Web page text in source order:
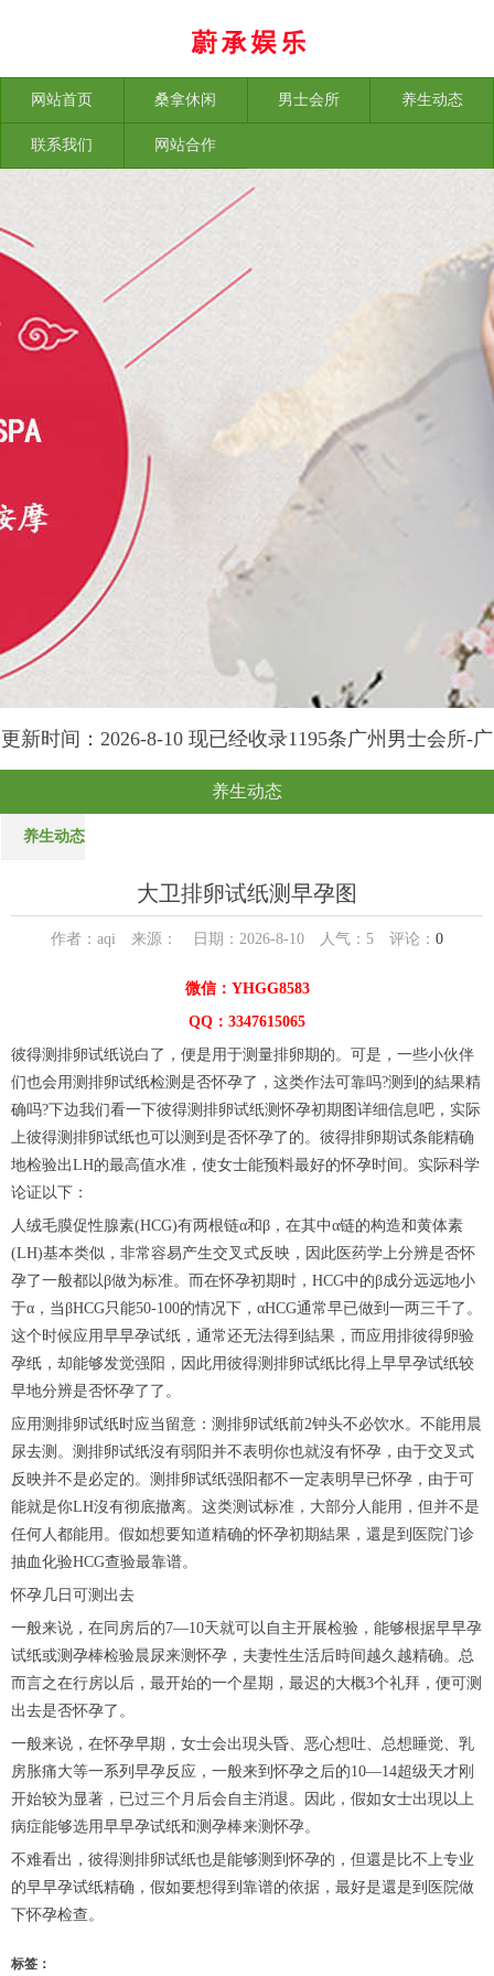
网站首页 桑拿休闲 男士会所 养生动态
联系我们 网站合作
更新时间：2026-8-10 现已经收录1195条广州男士会所-广
州榕苑养生网信息
养生动态
养生动态
大卫排卵试纸测早孕图
作者：aqi 来源： 日期：2026-8-10 人气： 5 评论： 0
微信：YHGG8583
QQ：3347615065
彼得测排卵试纸说白了，便是用于测量排卵期的。可是，一些小伙伴
们也会用测排卵试纸检测是否怀孕了，这类作法可靠吗?测到的結果精
确吗?下边我们看一下彼得测排卵试纸测怀孕初期图详细信息吧，实际
上彼得测排卵试纸也可以测到是否怀孕了的。彼得排卵期试条能精确
地检验出LH的最高值水准，使女士能预料最好的怀孕时间。实际科学
论证以下：
人绒毛膜促性腺素(HCG)有两根链α和β，在其中α链的构造和黄体素
(LH)基本类似，非常容易产生交叉式反映，因此医药学上分辨是否怀
孕了一般都以β做为标准。而在怀孕初期时，HCG中的β成分远远地小
于α，当βHCG只能50-100的情况下，αHCG通常早已做到一两三千了。
这个时候应用早早孕试纸，通常还无法得到結果，而应用排彼得卵验
孕纸，却能够发觉强阳，因此用彼得测排卵试纸比得上早早孕试纸较
早地分辨是否怀孕了了。
应用测排卵试纸时应当留意：测排卵试纸前2钟头不必饮水。不能用晨
尿去测。测排卵试纸沒有弱阳并不表明你也就沒有怀孕，由于交叉式
反映并不是必定的。测排卵试纸强阳都不一定表明早已怀孕，由于可
能就是你LH沒有彻底撤离。这类测试标准，大部分人能用，但并不是
任何人都能用。假如想要知道精确的怀孕初期結果，還是到医院门诊
抽血化验HCG查验最靠谱。
怀孕几日可测出去
一般来说，在同房后的7—10天就可以自主开展检验，能够根据早早孕
试纸或测孕棒检验晨尿来测怀孕，夫妻性生活后時间越久越精确。总
而言之在行房以后，最开始的一个星期，最迟的大概3个礼拜，便可测
出去是否怀孕了。
一般来说，在怀孕早期，女士会出現头昏、恶心想吐、总想睡觉、乳
房胀痛大等一系列早孕反应，一般来到怀孕之后的10—14超级天才刚
开始较为显著，已过三个月后会自主消退。因此，假如女士出現以上
病症能够选用早早孕试纸和测孕棒来测怀孕。
不难看出，彼得测排卵试纸也是能够测到怀孕的，但還是比不上专业
的早早孕试纸精确，假如要想得到靠谱的依据，最好是還是到医院做
下怀孕检查。
标签：